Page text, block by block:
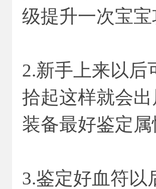
级提升一次宝
2.新手上来以后
拾起这样就会
装备最好鉴定
3.鉴定好血符以